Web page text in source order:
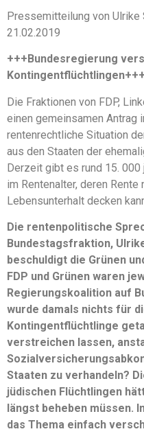
Pressemitteilung von
21.02.2019
+++Bundesregierung
Kontingentflüchtlingen+++
Die Fraktionen von FDP,
einen gemeinsamen Antrag
rentenrechtliche Situation
aus den Staaten der
Derzeit gibt es rund 15.
im Rentenalter, deren
Lebensunterhalt decken
Die rentenpolitische
Bundestagsfraktion,
beschuldigt die Grünen
FDP und Grünen waren
Regierungskoalition auf
wurde damals nichts für
Kontingentflüchtlinge
verstreichen lassen,
Staaten zu verhandeln?
jüdischen Flüchtlingen
längst beheben müssen.
das Thema einfach